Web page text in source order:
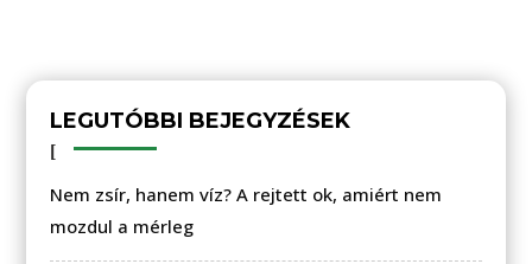
LEGUTÓBBI BEJEGYZÉSEK
Nem zsír, hanem víz? A rejtett ok, amiért nem
mozdul a mérleg